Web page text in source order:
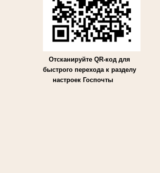
Отсканируйте QR-код для
быстрого перехода к разделу
настроек Госпочты